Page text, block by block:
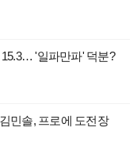
'일파만파' 덕분?
민솔, 프로에 도전장